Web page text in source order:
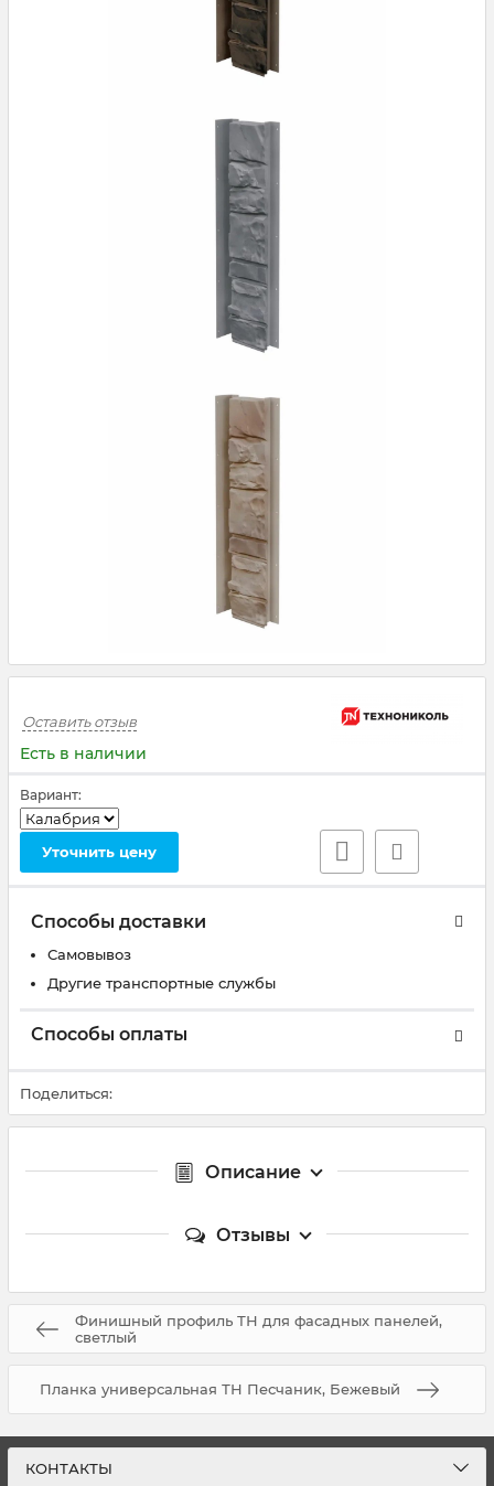
Оставить отзыв
Есть в наличии
Вариант:
Уточнить цену
Способы доставки
Самовывоз
Другие транспортные службы
Способы оплаты
Поделиться:
Описание
Отзывы
Финишный профиль ТН для фасадных панелей,
светлый
Планка универсальная ТН Песчаник, Бежевый
КОНТАКТЫ